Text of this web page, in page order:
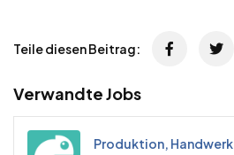
Teile diesen Beitrag:
Verwandte Jobs
Produktion, Handwerk